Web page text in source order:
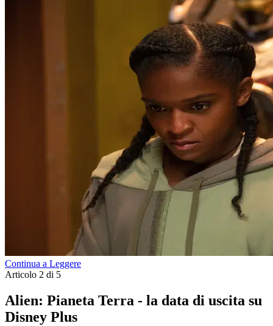
Continua a Leggere
Articolo 2 di 5
Alien: Pianeta Terra - la data di uscita su
Disney Plus